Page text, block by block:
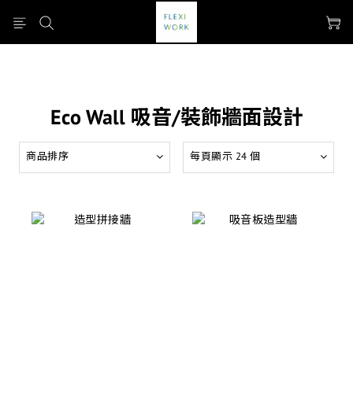
Eco Wall 吸音/裝飾牆面設計
商品排序 每頁顯示 24 個